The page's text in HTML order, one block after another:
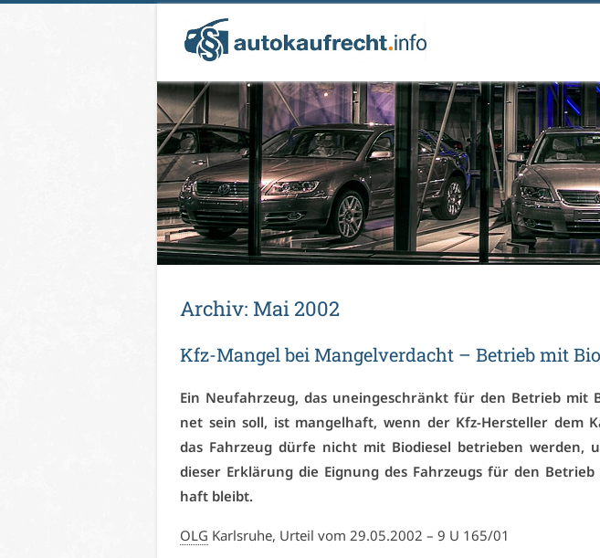
Ar­chiv: Mai 2002
Kfz-Man­gel bei Man­gel­ver­dacht – Be­trieb mit
Ein Neu­fahr­zeug, das un­ein­ge­schränkt für den Be­trieb mit
net sein soll, ist man­gel­haft, wenn der Kfz-Her­stel­ler dem
das Fahr­zeug dür­fe nicht mit Bio­die­sel be­trie­ben wer­den,
die­ser Er­klä­rung die Eig­nung des Fahr­zeugs für den
haft bleibt.
OLG Karls­ru­he, Ur­teil vom 29.05.2002 – 9 U 165/01